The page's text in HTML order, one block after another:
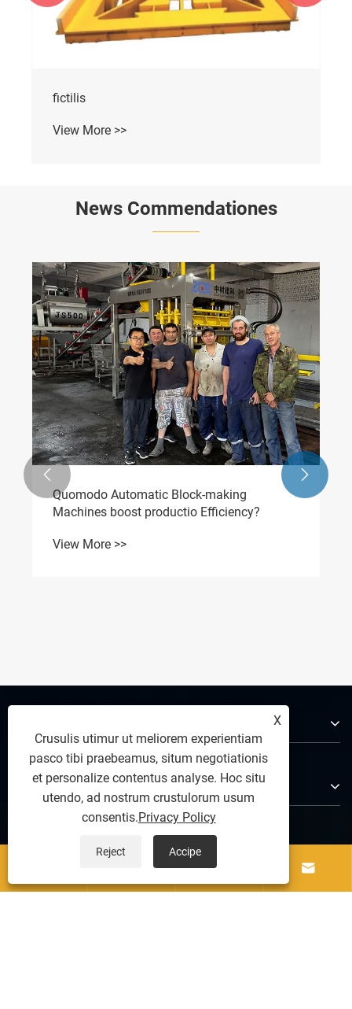
fictilis
View More >>
News Commendationes
Quomodo Automatic Block-making
Machines boost productio Efficiency?
View More >>
 
Products
Nobis loquere
 
X
Crusulis utimur ut meliorem experientiam
pasco tibi praebeamus, situm negotiationis
et personalize contentus analyse. Hoc situ
utendo, ad nostrum crustulorum usum
consentis.Privacy Policy
Reject Accipe